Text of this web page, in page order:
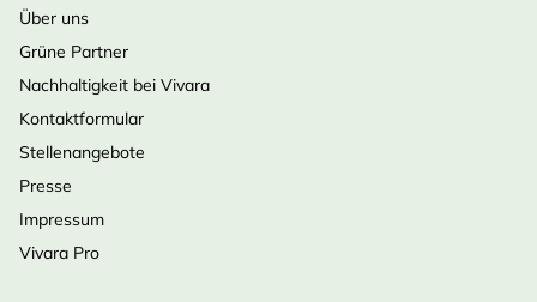
Über uns
Grüne Partner
Nachhaltigkeit bei Vivara
Kontaktformular
Stellenangebote
Presse
Impressum
Vivara Pro